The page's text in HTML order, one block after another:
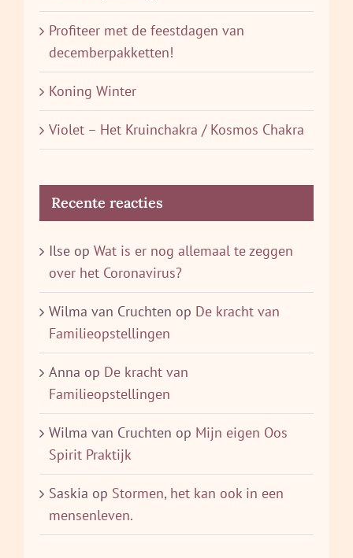
Profiteer met de feestdagen van
decemberpakketten!
Koning Winter
Violet – Het Kruinchakra / Kosmos Chakra
Recente reacties
Ilse op Wat is er nog allemaal te zeggen
over het Coronavirus?
Wilma van Cruchten op De kracht van
Familieopstellingen
Anna op De kracht van
Familieopstellingen
Wilma van Cruchten op Mijn eigen Oos
Spirit Praktijk
Saskia op Stormen, het kan ook in een
mensenleven.